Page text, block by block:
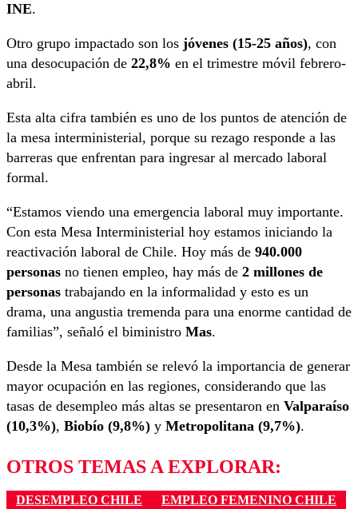
INE.
Otro grupo impactado son los jóvenes (15-25 años), con
una desocupación de 22,8% en el trimestre móvil febrero-
abril.
Esta alta cifra también es uno de los puntos de atención de
la mesa interministerial, porque su rezago responde a las
barreras que enfrentan para ingresar al mercado laboral
formal.
“Estamos viendo una emergencia laboral muy importante.
Con esta Mesa Interministerial hoy estamos iniciando la
reactivación laboral de Chile. Hoy más de 940.000
personas no tienen empleo, hay más de 2 millones de
personas trabajando en la informalidad y esto es un
drama, una angustia tremenda para una enorme cantidad de
familias”, señaló el biministro Mas.
Desde la Mesa también se relevó la importancia de generar
mayor ocupación en las regiones, considerando que las
tasas de desempleo más altas se presentaron en Valparaíso
(10,3%), Biobío (9,8%) y Metropolitana (9,7%).
OTROS TEMAS A EXPLORAR:
DESEMPLEO CHILE
EMPLEO FEMENINO CHILE